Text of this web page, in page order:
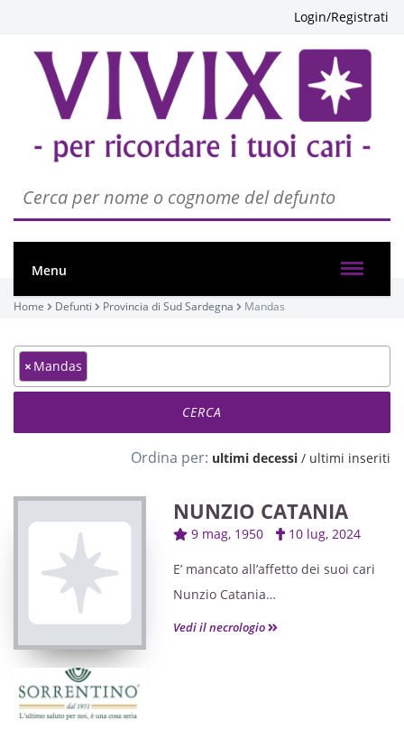
Login/Registrati
Menu
Home Defunti Provincia di Sud Sardegna Mandas
× Mandas
Ordina per: ultimi decessi / ultimi inseriti
NUNZIO CATANIA
9 mag, 1950 10 lug, 2024
E’ mancato all’affetto dei suoi cari
Nunzio Catania
Ne danno il triste annuncio
Vedi il necrologio